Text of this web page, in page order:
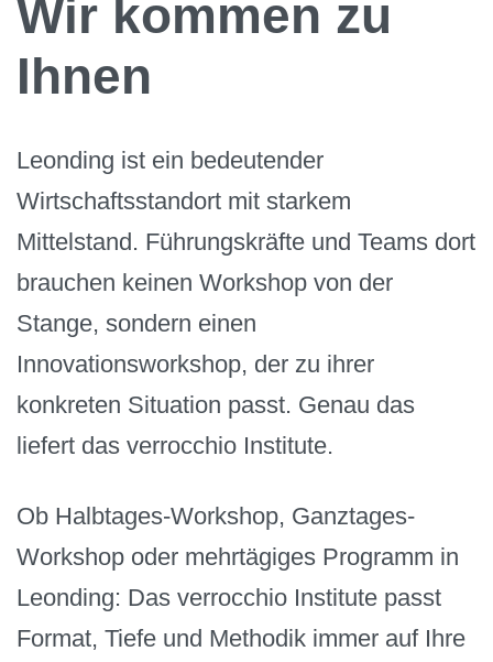
Wir kommen zu
Ihnen
Leonding ist ein bedeutender
Wirtschaftsstandort mit starkem
Mittelstand. Führungskräfte und Teams dort
brauchen keinen Workshop von der
Stange, sondern einen
Innovationsworkshop, der zu ihrer
konkreten Situation passt. Genau das
liefert das verrocchio Institute.
Ob Halbtages-Workshop, Ganztages-
Workshop oder mehrtägiges Programm in
Leonding: Das verrocchio Institute passt
Format, Tiefe und Methodik immer auf Ihre